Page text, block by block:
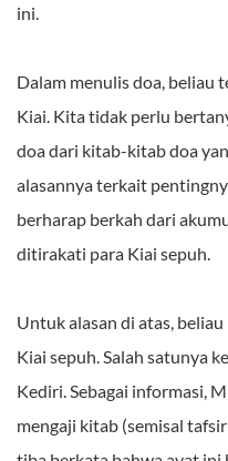
ini.
Dalam menulis doa, beliau
Kiai. Kita tidak perlu
doa dari kitab-kitab doa
alasannya terkait
berharap berkah dari
ditirakati para Kiai sepuh.
Untuk alasan di atas, beliau
Kiai sepuh. Salah satunya
Kediri. Sebagai informasi,
mengaji kitab (semisal